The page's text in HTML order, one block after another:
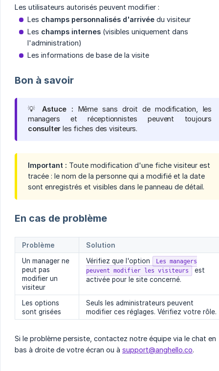
Les utilisateurs autorisés peuvent modifier :
Les champs personnalisés d'arrivée du visiteur
Les champs internes (visibles uniquement dans
l'administration)
Les informations de base de la visite
Bon à savoir
💡Astuce : Même sans droit de modification, les
managers et réceptionnistes peuvent toujours
consulter les fiches des visiteurs.
Important : Toute modification d'une fiche visiteur est
tracée : le nom de la personne qui a modifié et la date
sont enregistrés et visibles dans le panneau de détail.
En cas de problème
Problème
Solution
Un manager ne
peut pas
modifier un
visiteur
Vérifiez que l'option
Les managers
peuvent modifier les visiteurs
est
activée pour le site concerné.
Les options
sont grisées
Seuls les administrateurs peuvent
modifier ces réglages. Vérifiez votre rôle.
Si le problème persiste, contactez notre équipe via le chat en
bas à droite de votre écran ou à support@anghello.co.